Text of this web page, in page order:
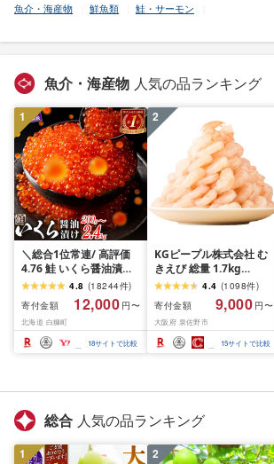
魚介・海産物 鮮魚類 鮭・サーモン
魚介・海産物 人気の品ランキング
1
＼総合1位常連/ 高評価
4.76 鮭 いくら醤油漬け
ふるさと納税 いくら
200g / 400g / 800g /
1.6kg / 2.4kg 200g パッ
ク[選べる容量] 醤油漬け
海鮮 イクラ 小分け ふる
さと ランキング 人気 ギ
4.8 (18244件)
寄付金額
12,000 円〜
北海道 白糠町
18サイトで比較
2
KGピープル株式会社 む
きえび 総量 1.7kg
(850g×2P) 特大 5Lサイ
ズ バナメイエビ バラ凍
結 下処理不要 サイズ不
揃い 訳あり
4.4 (1098件)
寄付金額
9,000 円〜
大阪府 泉佐野市
15サイトで比較
総合 人気の品ランキング
1 2